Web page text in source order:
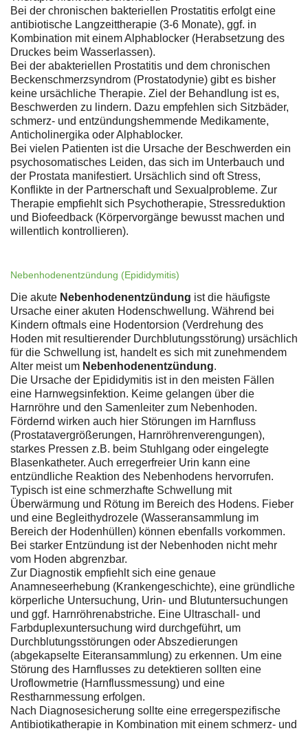
Bei der chronischen bakteriellen Prostatitis erfolgt eine
antibiotische Langzeittherapie (3-6 Monate), ggf. in
Kombination mit einem Alphablocker (Herabsetzung des
Druckes beim Wasserlassen).
Bei der abakteriellen Prostatitis und dem chronischen
Beckenschmerzsyndrom (Prostatodynie) gibt es bisher
keine ursächliche Therapie. Ziel der Behandlung ist es,
Beschwerden zu lindern. Dazu empfehlen sich Sitzbäder,
schmerz- und entzündungshemmende Medikamente,
Anticholinergika oder Alphablocker.
Bei vielen Patienten ist die Ursache der Beschwerden ein
psychosomatisches Leiden, das sich im Unterbauch und
der Prostata manifestiert. Ursächlich sind oft Stress,
Konflikte in der Partnerschaft und Sexualprobleme. Zur
Therapie empfiehlt sich Psychotherapie, Stressreduktion
und Biofeedback (Körpervorgänge bewusst machen und
willentlich kontrollieren).
Nebenhodenentzündung (Epididymitis)
Die akute Nebenhodenentzündung ist die häufigste
Ursache einer akuten Hodenschwellung. Während bei
Kindern oftmals eine Hodentorsion (Verdrehung des
Hoden mit resultierender Durchblutungsstörung) ursächlich
für die Schwellung ist, handelt es sich mit zunehmendem
Alter meist um Nebenhodenentzündung.
Die Ursache der Epididymitis ist in den meisten Fällen
eine Harnwegsinfektion. Keime gelangen über die
Harnröhre und den Samenleiter zum Nebenhoden.
Fördernd wirken auch hier Störungen im Harnfluss
(Prostatavergrößerungen, Harnröhrenverengungen),
starkes Pressen z.B. beim Stuhlgang oder eingelegte
Blasenkatheter. Auch erregerfreier Urin kann eine
entzündliche Reaktion des Nebenhodens hervorrufen.
Typisch ist eine schmerzhafte Schwellung mit
Überwärmung und Rötung im Bereich des Hodens. Fieber
und eine Begleithydrozele (Wasseransammlung im
Bereich der Hodenhüllen) können ebenfalls vorkommen.
Bei starker Entzündung ist der Nebenhoden nicht mehr
vom Hoden abgrenzbar.
Zur Diagnostik empfiehlt sich eine genaue
Anamneseerhebung (Krankengeschichte), eine gründliche
körperliche Untersuchung, Urin- und Blutuntersuchungen
und ggf. Harnröhrenabstriche. Eine Ultraschall- und
Farbduplexuntersuchung wird durchgeführt, um
Durchblutungsstörungen oder Abszedierungen
(abgekapselte Eiteransammlung) zu erkennen. Um eine
Störung des Harnflusses zu detektieren sollten eine
Uroflowmetrie (Harnflussmessung) und eine
Restharnmessung erfolgen.
Nach Diagnosesicherung sollte eine erregerspezifische
Antibiotikatherapie in Kombination mit einem schmerz- und